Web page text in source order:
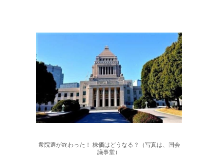
衆院選が終わった！ 株価はどうなる？（写真は、国会
議事堂）